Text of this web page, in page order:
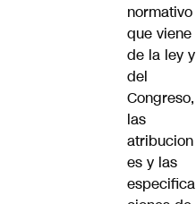
normativo
que viene
de la ley y
del
Congreso,
las
atribucion
es y las
especifica